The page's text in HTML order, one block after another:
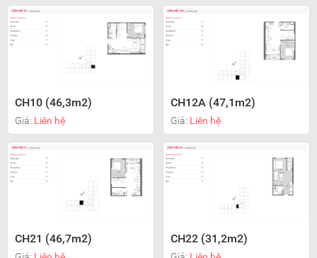
CH10 (46,3m2)
Giá: Liên hệ
CH12A (47,1m2)
Giá: Liên hệ
CH21 (46,7m2) CH22 (31,2m2)